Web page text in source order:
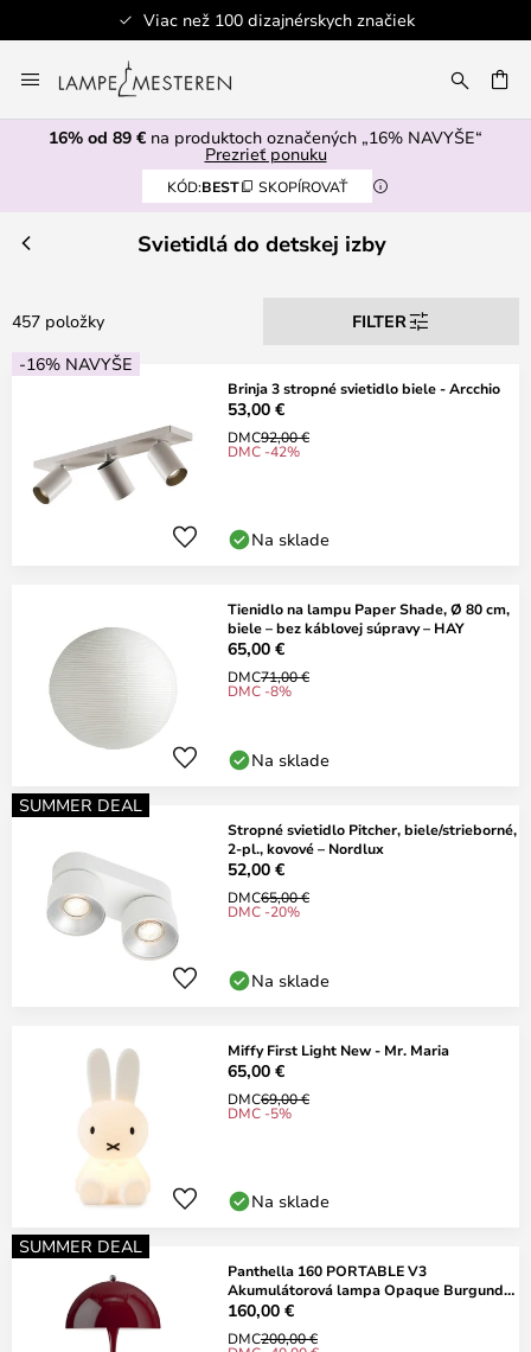
Bezpečná platba
to
Content
16% od 89 € na produktoch označených „16% NAVYŠE“
Prezrieť ponuku
KÓD:BEST SKOPÍROVAŤ
Svietidlá do detskej izby
457 položky
FILTER
-16% NAVYŠE
Brinja 3 stropné svietidlo biele - Arcchio
53,00 €
DMC92,00 €
DMC -42%
Na sklade
Tienidlo na lampu Paper Shade, Ø 80 cm,
biele – bez káblovej súpravy – HAY
65,00 €
DMC71,00 €
DMC -8%
Na sklade
SUMMER DEAL
Stropné svietidlo Pitcher, biele/strieborné,
2-pl., kovové – Nordlux
52,00 €
DMC65,00 €
DMC -20%
Na sklade
Miffy First Light New - Mr. Maria
65,00 €
DMC69,00 €
DMC -5%
Na sklade
SUMMER DEAL
Panthella 160 PORTABLE V3
Akumulátorová lampa Opaque Burgundy
- Louis Poulsen
160,00 €
DMC200,00 €